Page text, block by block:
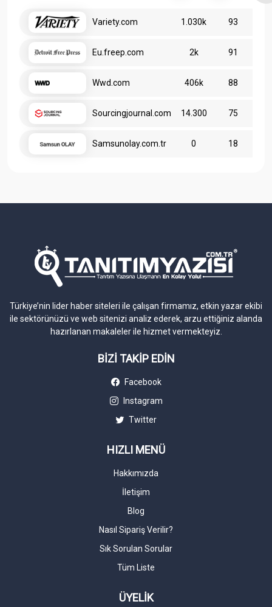
Variety.com 1.030k 93
Eu.freep.com 2k 91
Wwd.com 406k 88
Sourcingjournal.com 14.300 75
Samsunolay.com.tr 0 18
Türkiye’nin lider haber siteleri ile çalışan firmamız, etkin yazar ekibi
ile sektörünüzü ve web sitenizi analiz ederek, arzu ettiğiniz alanda
hazırlanan makaleler ile hizmet vermekteyiz.
BİZİ TAKİP EDİN
Facebook
Instagram
Twitter
HIZLI MENÜ
Hakkımızda
İletişim
Blog
Nasıl Sipariş Verilir?
Sık Sorulan Sorular
Tüm Liste
ÜYELİK